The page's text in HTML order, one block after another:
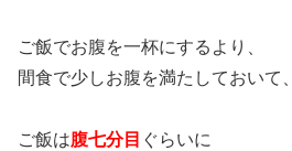
ご飯でお腹を一杯にするより、
間食で少しお腹を満たしておいて、
ご飯は腹七分目 ぐらいに